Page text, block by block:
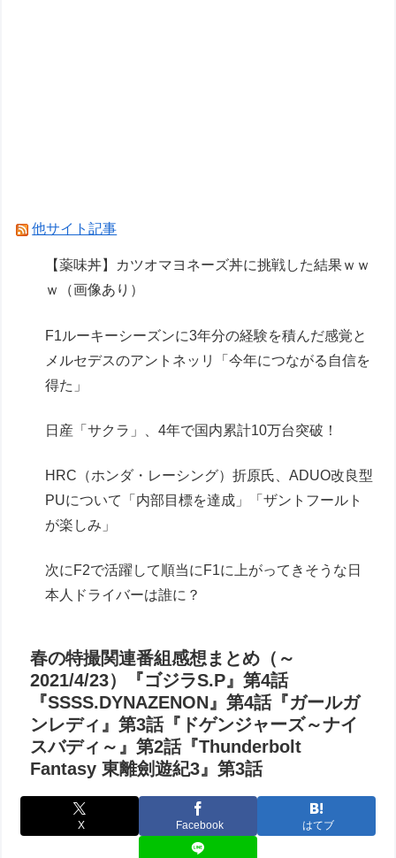
Powered by livedoor 相互RSS
他サイト記事
【薬味丼】カツオマヨネーズ丼に挑戦した結果ｗｗ
ｗ（画像あり）
F1ルーキーシーズンに3年分の経験を積んだ感覚と
メルセデスのアントネッリ「今年につながる自信を
得た」
日産「サクラ」、4年で国内累計10万台突破！
HRC（ホンダ・レーシング）折原氏、ADUO改良型
PUについて「内部目標を達成」「ザントフールト
が楽しみ」
次にF2で活躍して順当にF1に上がってきそうな日
本人ドライバーは誰に？
春の特撮関連番組感想まとめ（～
2021/4/23）『ゴジラS.P』第4話
『SSSS.DYNAZENON』第4話『ガールガ
ンレディ』第3話『ドゲンジャーズ～ナイ
スバディ～』第2話『Thunderbolt
Fantasy 東離劍遊紀3』第3話
X Facebook はてブ